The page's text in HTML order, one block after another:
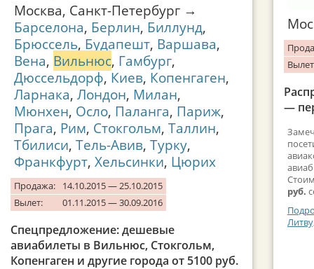
Москва, Санкт-Петербург →
Барселона, Берлин, Биллунд,
Брюссель, Будапешт, Варшава,
Вена, Вильнюс, Гамбург,
Дюссельдорф, Киев, Копенгаген,
Ларнака, Лондон, Милан,
Мюнхен, Осло, Паланга, Париж,
Прага, Рим, Стокгольм, Таллин,
Тбилиси, Тель-Авив, Турку,
Франкфурт, Хельсинки, Цюрих
Продажа:
14.10.2015 — 25.10.2015
Вылет:
01.11.2015 — 30.09.2016
Спецпредложение: дешевые
авиабилеты в Вильнюс, Стокгольм,
Копенгаген и другие города от 5100 руб.
—
руб.